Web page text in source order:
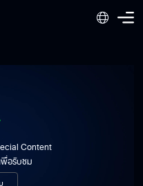
Content
พื่อรับชม